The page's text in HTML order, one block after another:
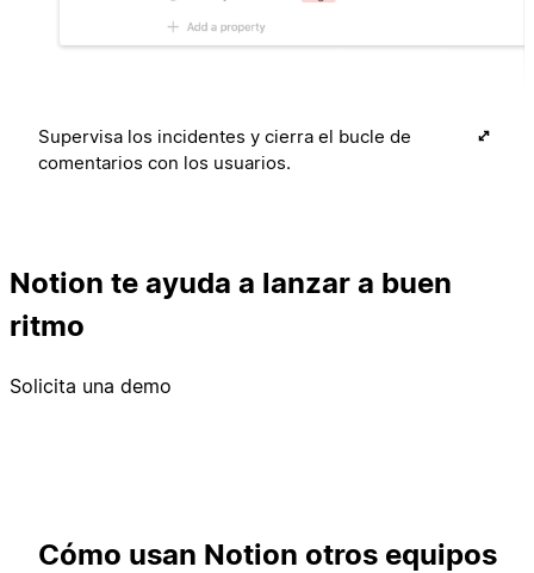
Supervisa los incidentes y cierra el bucle de
comentarios con los usuarios.
Notion te ayuda a lanzar a buen
ritmo
Solicita una demo
Cómo usan Notion otros equipos